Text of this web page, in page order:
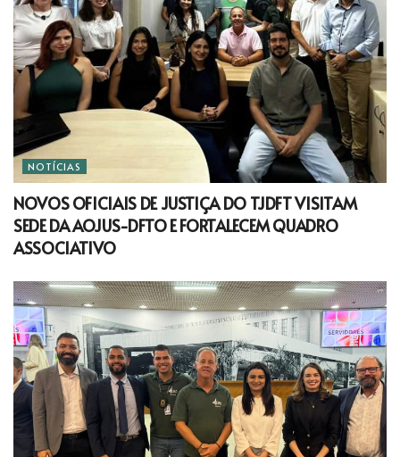
NOTÍCIAS
NOVOS OFICIAIS DE JUSTIÇA DO TJDFT VISITAM
SEDE DA AOJUS-DFTO E FORTALECEM QUADRO
ASSOCIATIVO